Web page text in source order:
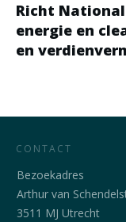
Richt
energie en
en
CONTACT
Bezoekadres
Arthur van
3511 MJ Utrecht